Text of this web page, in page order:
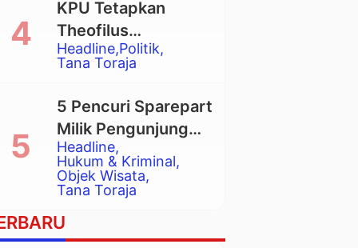
Eksekusi Rumah
Adat Tongkonan
Headline Politik
Tana Toraja
KPU Tetapkan
Theofilus
Allorerung dan
Zadrak Tombe
sebagai Bupati dan
Wakil Bupati Tana
Toraja Terpilih
Headline
Hukum & Kriminal
Objek Wisata
Tana Toraja
5 Pencuri Sparepart
Milik Pengunjung
Objek Wisata
Pango-Pango
Ditangkap Polisi